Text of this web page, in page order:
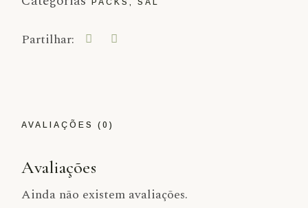
PACKS,SAL
Partilhar:
AVALIAÇÕES (0)
Avaliações
Ainda não existem avaliações.